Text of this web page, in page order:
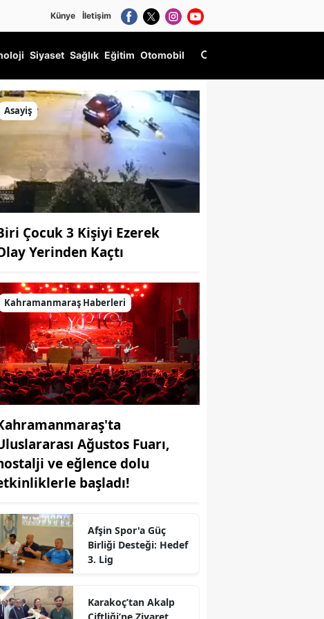
Künye İletişim
Siyaset Sağlık Eğitim Otomobil
Asayiş
Çocuk 3 Kişiyi Ezerek
Yerinden Kaçtı
Kahramanmaraş Haberleri
Ağustos Fuarı,
ve eğlence dolu
başladı!
Afşin Spor'a Güç
Birliği Desteği: Hedef
3. Lig
Karakoç’tan Akalp